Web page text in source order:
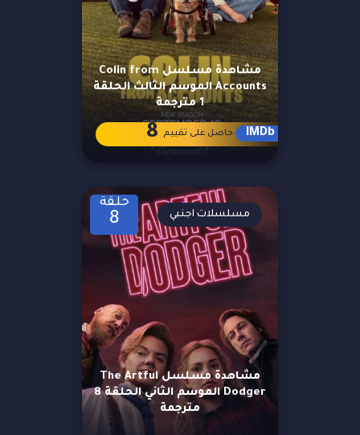
مشاهدة مسلسل Colin from
Accounts الموسم الثالث الحلقة
1 مترجمة
IMDb حاصل على تقييم 8
حلقة
8
مشاهدة مسلسل The Artful
Dodger الموسم الثاني الحلقة 8
مترجمة
مسلسلات اجنبي